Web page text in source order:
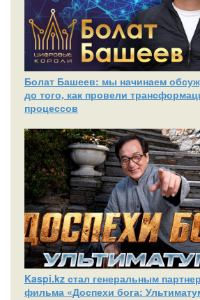
Болат Башеев: мы начинаем
до того, как провели
процессов
Kaspi.kz стал генеральным
фильма «Доспехи бога: